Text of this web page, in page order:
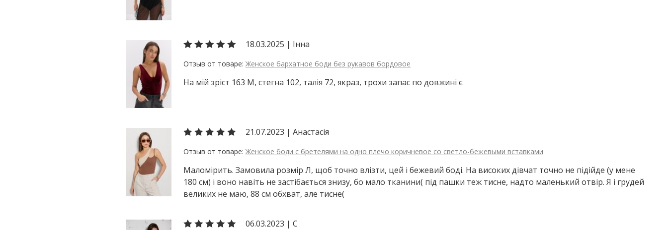
18.03.2025 | Інна
Женское бархатное боди без рукавов бордовое
На мій зріст 163 М, стегна 102, талія 72, якраз, трохи запас по довжині є
21.07.2023 | Анастасія
Женское боди с бретелями на одно плечо коричневое со светло-бежевыми вставками
Маломірить. Замовила розмір Л, щоб точно влізти, цей і бежевий боді. На високих дівчат точно не підійде (у мене
180 см) і воно навіть не застібається знизу, бо мало тканини( під пашки теж тисне, надто маленький отвір. Я і грудей
великих не маю, 88 см обхват, але тисне(
06.03.2023 | С